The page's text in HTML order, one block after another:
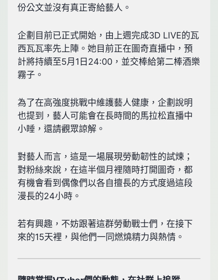
份公文並沒有真正寄給藝人。
企劃目前已正式開始，由上週完成3D LIVE的瓦
西瓦瓦率先上陣。她目前正在圖奇直播中，預
計將持續至5月1日24:00，並交棒給第二棒酒樂
霧子。
為了在高強度挑戰中維護藝人健康，企劃說明
也提到，藝人可能會在長時間的馬拉松直播中
小睡，還請觀眾諒解。
對藝人而言，這是一場展現勞動韌性的試煉；
對粉絲來說，在這半個月裡隨時打開圖奇，都
有機會看到偶像們以各自擅長的方式度過這段
漫長的24小時。
若有興趣，不妨跟著這群勞動戰士們，在接下
來的15天裡，與他們一同燃燒精力與熱情。